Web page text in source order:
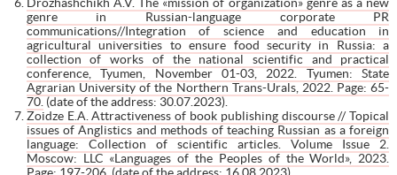
genre in Russian-language corporate PR
communications//Integration of science and education in
agricultural universities to ensure food security in Russia: a
collection of works of the national scientific and practical
conference, Tyumen, November 01-03, 2022. Tyumen: State
Agrarian University of the Northern Trans-Urals, 2022. Page: 65-
70.(date of the address: 30.07.2023).
Zoidze E.A. Attractiveness of book publishing discourse // Topical
issues of Anglistics and methods of teaching Russian as a foreign
language: Collection of scientific articles. Volume Issue 2.
Moscow: LLC «Languages of the Peoples of the World», 2023.
Page: 197-206.(date of the address: 16.08.2023).